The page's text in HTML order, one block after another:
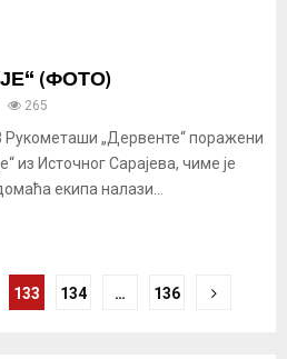
(ФОТО)
265
Рукометаши „Дервенте“ поражени
из Источног Сарајева, чиме је
екипа налази...
133 134 … 136